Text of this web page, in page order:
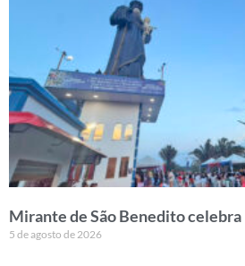
Mirante de São Benedito celebra
5 de agosto de 2026